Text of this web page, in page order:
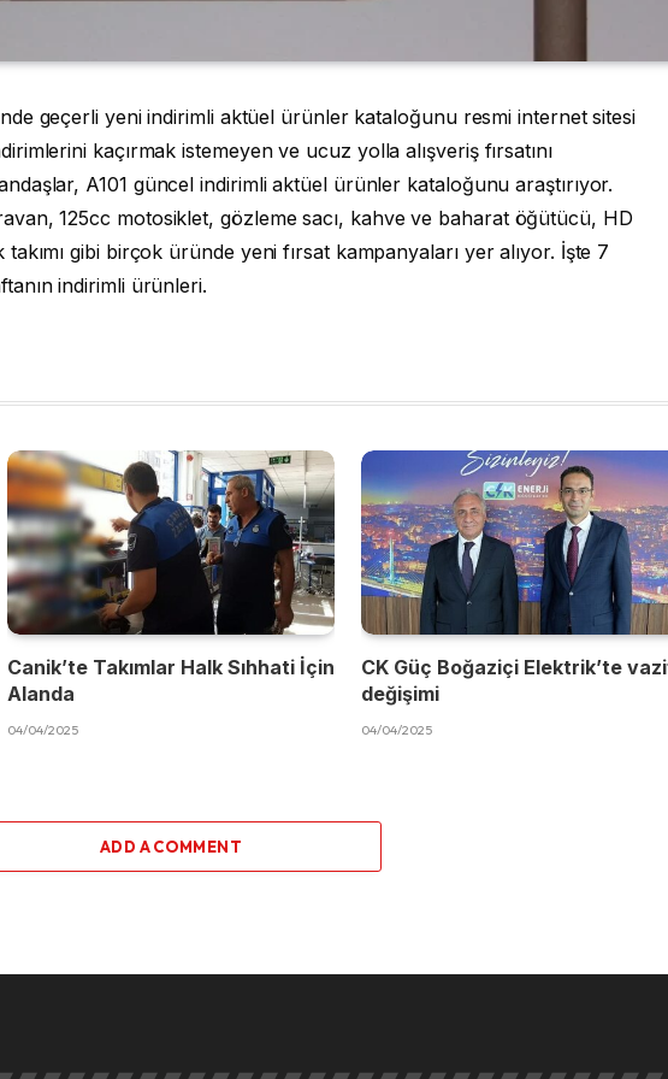
geçerli yeni indirimli aktüel ürünler kataloğunu resmi internet sitesi
kaçırmak istemeyen ve ucuz yolla alışveriş fırsatını
A101 güncel indirimli aktüel ürünler kataloğunu araştırıyor.
125cc motosiklet, gözleme sacı, kahve ve baharat öğütücü, HD
gibi birçok üründe yeni fırsat kampanyaları yer alıyor. İşte 7
indirimli ürünleri.
Canik’te Takımlar Halk Sıhhati İçin
Alanda
04/04/2025
CK Güç Boğaziçi Elektrik’te
değişimi
04/04/2025
ADD A COMMENT